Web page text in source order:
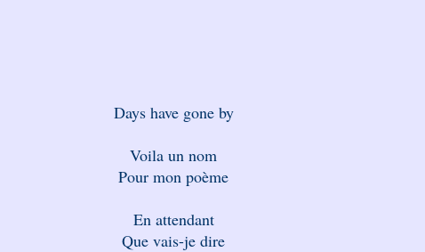
Days have gone by
Voila un nom
Pour mon poème
En attendant
Que vais-je dire